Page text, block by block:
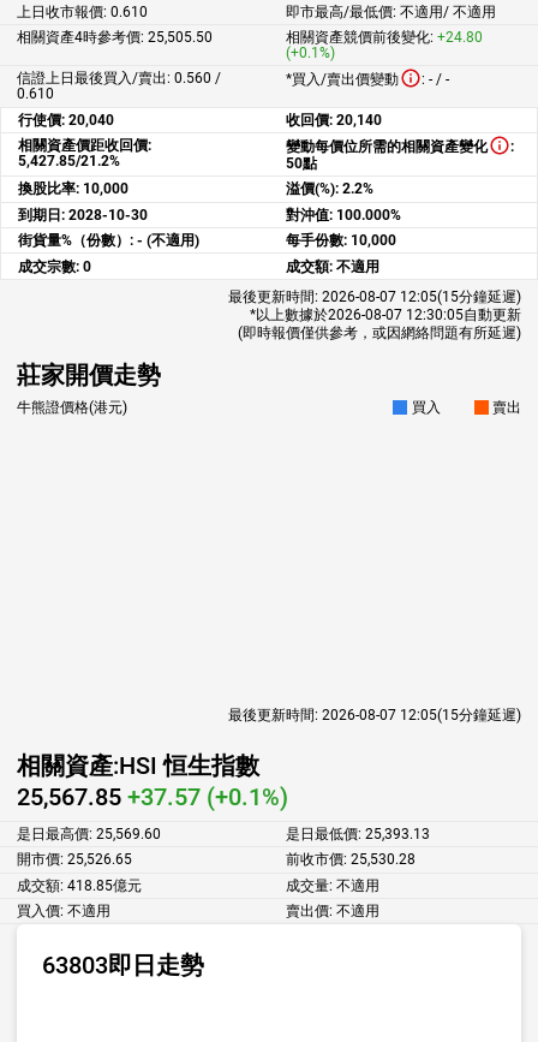
上日收市報價: 0.610 即市最高/最低價: 不適用/ 不適用
相關資產4時參考價: 25,505.50 相關資產競價前後變化: +24.80
(+0.1%)
信證上日最後買入/賣出: 0.560 /
0.610
*買入/賣出價變動 : - / -
行使價: 20,040 收回價: 20,140
相關資產價距收回價:
5,427.85/21.2%
變動每價位所需的相關資產變化
:
50點
換股比率: 10,000 溢價(%): 2.2%
到期日: 2028-10-30 對沖值: 100.000%
街貨量%（份數）: - (不適用) 每手份數: 10,000
成交宗數: 0 成交額: 不適用
最後更新時間: 2026-08-07 12:05(15分鐘延遲)
*以上數據於2026-08-07 12:30:05自動更新
(即時報價僅供參考，或因網絡問題有所延遲)
莊家開價走勢
牛熊證價格(港元) 買入 賣出
最後更新時間: 2026-08-07 12:05(15分鐘延遲)
相關資產:HSI 恒生指數
25,567.85 +37.57 (+0.1%)
是日最高價: 25,569.60 是日最低價: 25,393.13
開市價: 25,526.65 前收市價: 25,530.28
成交額: 418.85億元 成交量: 不適用
買入價: 不適用 賣出價: 不適用
63803即日走勢